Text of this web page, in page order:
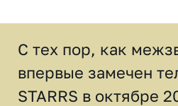
С тех пор, как
впервые замечен
STARRS в октябре